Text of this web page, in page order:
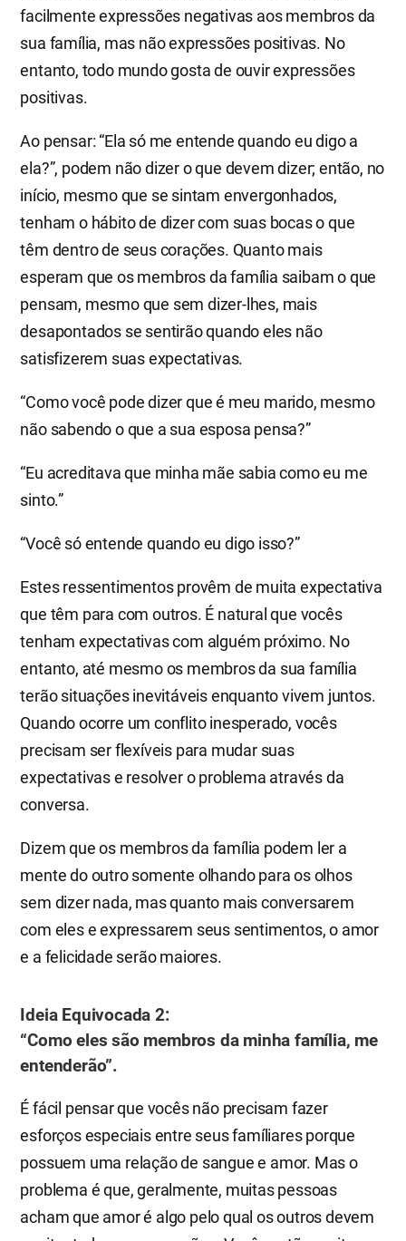
facilmente expressões negativas aos membros da
sua família, mas não expressões positivas. No
entanto, todo mundo gosta de ouvir expressões
positivas.
Ao pensar: “Ela só me entende quando eu digo a
ela?”, podem não dizer o que devem dizer; então, no
início, mesmo que se sintam envergonhados,
tenham o hábito de dizer com suas bocas o que
têm dentro de seus corações. Quanto mais
esperam que os membros da família saibam o que
pensam, mesmo que sem dizer-lhes, mais
desapontados se sentirão quando eles não
satisfizerem suas expectativas.
“Como você pode dizer que é meu marido, mesmo
não sabendo o que a sua esposa pensa?”
“Eu acreditava que minha mãe sabia como eu me
sinto.”
“Você só entende quando eu digo isso?”
Estes ressentimentos provêm de muita expectativa
que têm para com outros. É natural que vocês
tenham expectativas com alguém próximo. No
entanto, até mesmo os membros da sua família
terão situações inevitáveis enquanto vivem juntos.
Quando ocorre um conflito inesperado, vocês
precisam ser flexíveis para mudar suas
expectativas e resolver o problema através da
conversa.
Dizem que os membros da família podem ler a
mente do outro somente olhando para os olhos
sem dizer nada, mas quanto mais conversarem
com eles e expressarem seus sentimentos, o amor
e a felicidade serão maiores.
​Ideia Equivocada 2:
“Como eles são membros da minha família, me
entenderão”.
É fácil pensar que vocês não precisam fazer
esforços especiais entre seus famíliares porque
possuem uma relação de sangue e amor. Mas o
problema é que, geralmente, muitas pessoas
acham que amor é algo pelo qual os outros devem